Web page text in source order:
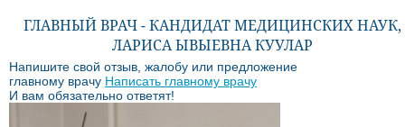
ГЛАВНЫЙ ВРАЧ - КАНДИДАТ МЕДИЦИНСКИХ НАУК,
ЛАРИСА ЫВЫЕВНА КУУЛАР
Напишите свой отзыв, жалобу или предложение
главному врачу Написать главному врачу
И вам обязательно ответят!